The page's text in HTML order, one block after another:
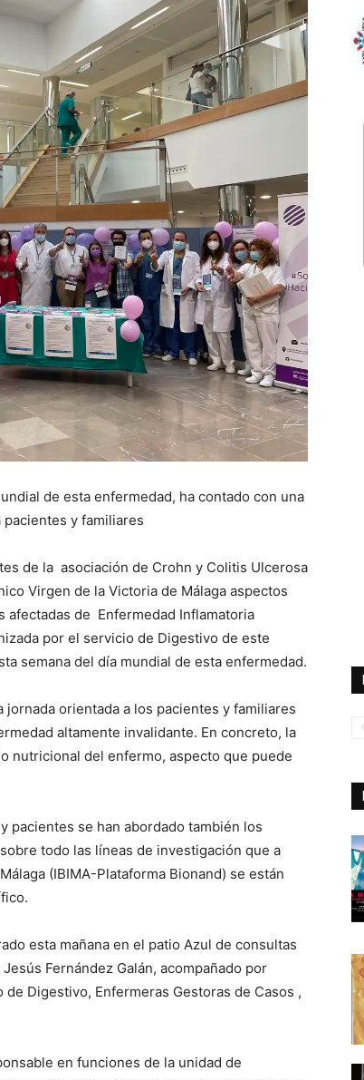
de esta enfermedad, ha contado con una
y familiares
de la asociación de Crohn y Colitis Ulcerosa
Virgen de la Victoria de Málaga aspectos
afectadas de Enfermedad Inflamatoria
por el servicio de Digestivo de este
semana del día mundial de esta enfermedad.
orientada a los pacientes y familiares
altamente invalidante. En concreto, la
nutricional del enfermo, aspecto que puede
pacientes se han abordado también los
todo las líneas de investigación que a
(IBIMA-Plataforma Bionand) se están
esta mañana en el patio Azul de consultas
Fernández Galán, acompañado por
Digestivo, Enfermeras Gestoras de Casos ,
en funciones de la unidad de